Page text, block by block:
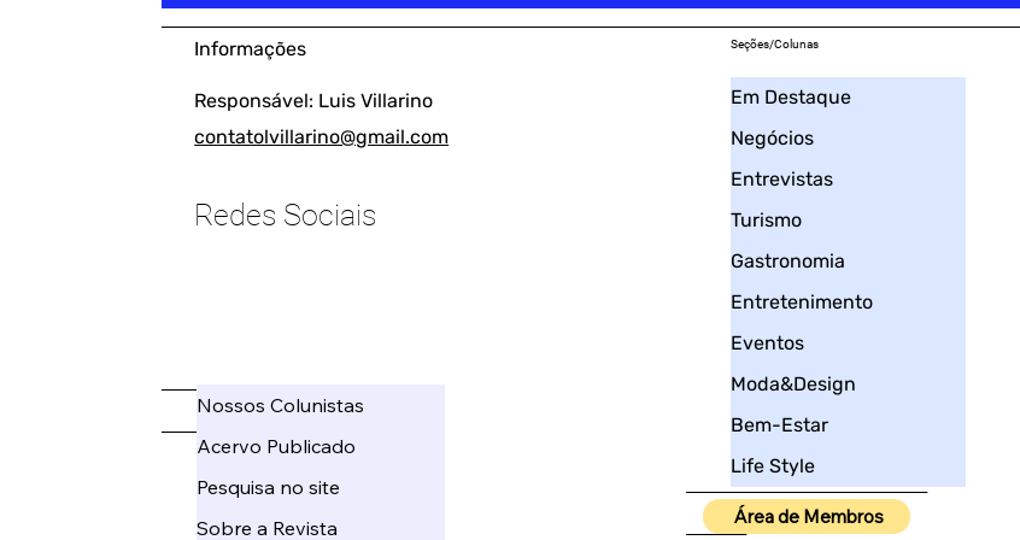
Informações
Responsável: Luis Villarino
contatolvillarino@gmail.com
Redes Sociais
_____
Nossos Colunistas
Acervo Publicado
Pesquisa no site
Sobre a Revista
Seções/Colunas
Em Destaque
Negócios
Entrevistas
Turismo
Gastronomia
Entretenimento
Eventos
Moda&Design
Bem-Estar
Life Style
____________________
_____Área de Membros